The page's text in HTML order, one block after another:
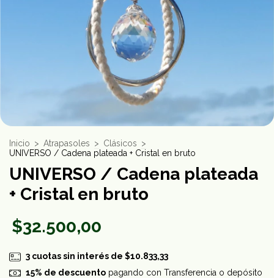
Inicio > Atrapasoles > Clásicos >
UNIVERSO / Cadena plateada + Cristal en bruto
UNIVERSO / Cadena plateada
+ Cristal en bruto
$32.500,00
3 cuotas sin interés de $10.833,33
15% de descuentopagando con Transferencia o depósito